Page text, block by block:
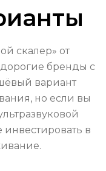
скалер» от
бренды с
вариант
но если вы
в